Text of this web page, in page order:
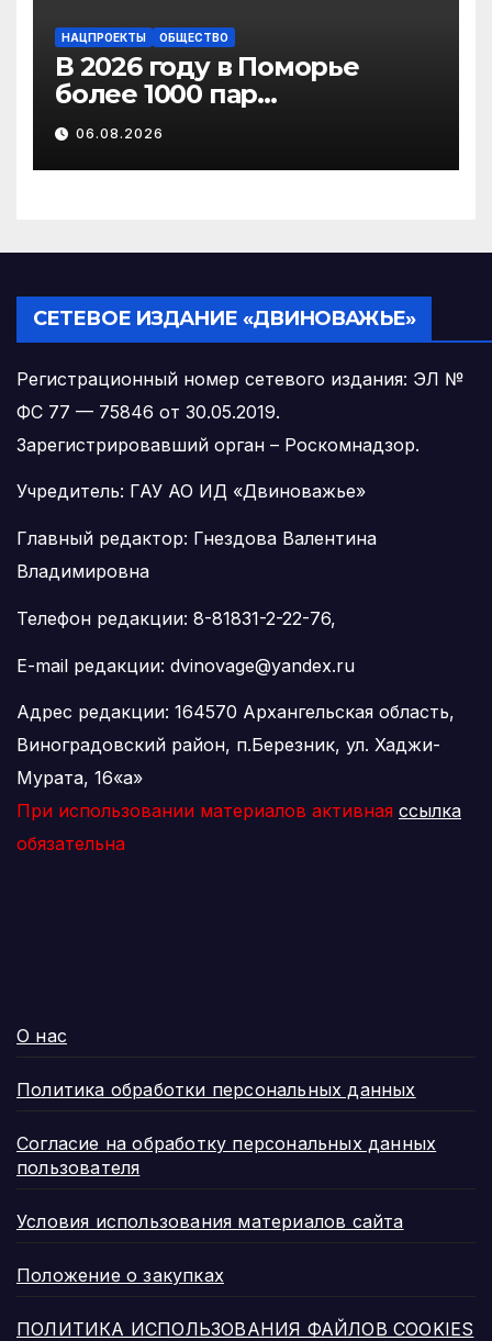
НАЦПРОЕКТЫ ОБЩЕСТВО
В 2026 году в Поморье
более 1000 пар
новобрачных получили
«Сертификат
молодоженов»
06.08.2026
СЕТЕВОЕ ИЗДАНИЕ «ДВИНОВАЖЬЕ»
Регистрационный номер сетевого издания: ЭЛ №
ФС 77 — 75846 от 30.05.2019.
Зарегистрировавший орган – Роскомнадзор.
Учредитель: ГАУ АО ИД «Двиноважье»
Главный редактор: Гнездова Валентина
Владимировна
Телефон редакции: 8-81831-2-22-76,
E-mail редакции: dvinovage@yandex.ru
Адрес редакции: 164570 Архангельская область,
Виноградовский район, п.Березник, ул. Хаджи-
Мурата, 16«а»
При использовании материалов активная ссылка
обязательна
О нас
Политика обработки персональных данных
Согласие на обработку персональных данных
пользователя
Условия использования материалов сайта
Положение о закупках
ПОЛИТИКА ИСПОЛЬЗОВАНИЯ ФАЙЛОВ COOKIES